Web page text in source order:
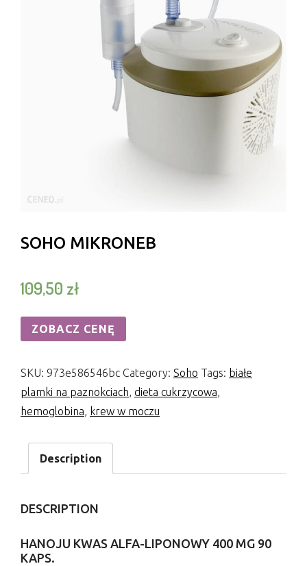
SOHO MIKRONEB
109,50 zł
ZOBACZ CENĘ
SKU: 973e586546bc Category: Soho Tags: białe
plamki na paznokciach dieta cukrzycowa
hemoglobina
krew w moczu
Description
DESCRIPTION
HANOJU KWAS ALFA-LIPONOWY 400 MG 90
KAPS.